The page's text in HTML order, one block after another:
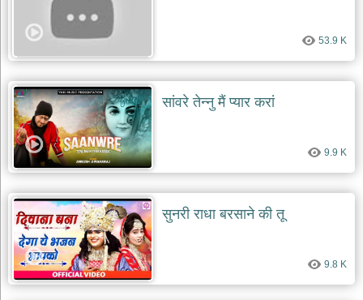
53.9 K
सांवरे तेन्नु मैं प्यार करां
9.9 K
सुनरी राधा बरसाने की तू
9.8 K